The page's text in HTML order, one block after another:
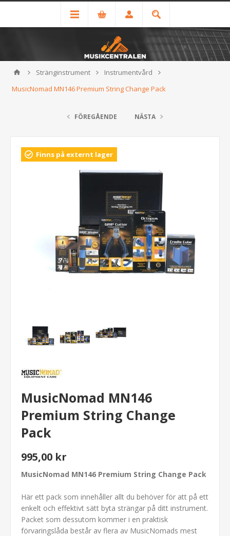
Stränginstrument
Instrumentvård
MusicNomad MN146 Premium String Change Pack
FÖREGÅENDE NÄSTA
Finns på externt lager
MusicNomad MN146
Premium String Change
Pack
995,00 kr
MusicNomad MN146 Premium String Change Pack
Här ett pack som innehåller allt du behöver för att på ett
enkelt och effektivt sätt byta strängar på ditt instrument.
Packet som dessutom kommer i en praktisk
förvaringslåda består av flera av MusicNomads mest